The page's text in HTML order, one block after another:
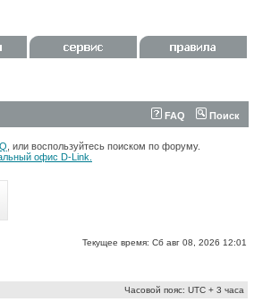
FAQ Поиск
, или воспользуйтесь поиском по форуму.
офис D-Link.
Текущее время: Сб авг 08, 2026 12:01
Часовой пояс: UTC + 3 часа